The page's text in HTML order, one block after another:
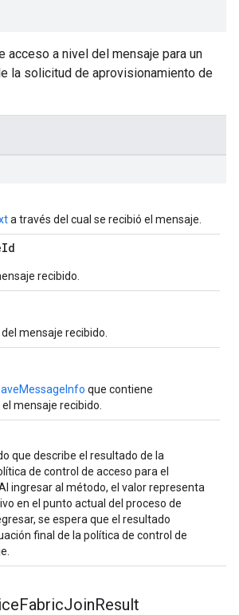
acceso a nivel del mensaje para un
la solicitud de aprovisionamiento de
a través del cual se recibió el mensaje.
Id
recibido.
mensaje recibido.
que contiene
mensaje recibido.
que describe el resultado de la
de control de acceso para el
ingresar al método, el valor representa
en el punto actual del proceso de
se espera que el resultado
final de la política de control de
FabricJoinResult